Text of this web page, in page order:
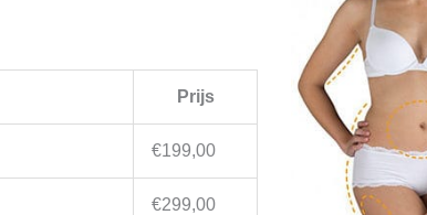
Prijs
€199,00
€299,00